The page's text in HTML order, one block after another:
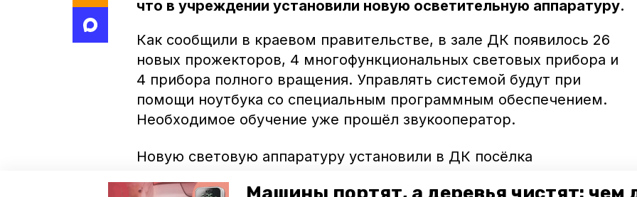
что в учреждении установили новую осветительную аппаратуру.
Как сообщили в краевом правительстве, в зале ДК появилось 26
новых прожекторов, 4 многофункциональных световых прибора и
4 прибора полного вращения. Управлять системой будут при
помощи ноутбука со специальным программным обеспечением.
Необходимое обучение уже прошёл звукооператор.
Новую световую аппаратуру установили в ДК посёлка